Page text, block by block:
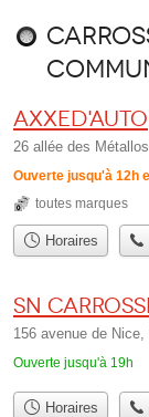
Axxed'auto
26 allée des
Ouverte jusqu'à 12h
toutes marques
Horaires
Sn
156 avenue de
Ouverte jusqu'à 19h
Horaires